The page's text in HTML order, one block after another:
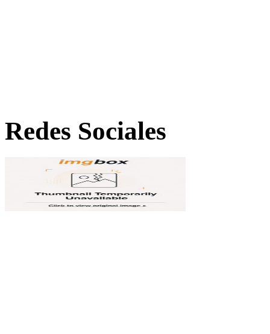
Redes Sociales